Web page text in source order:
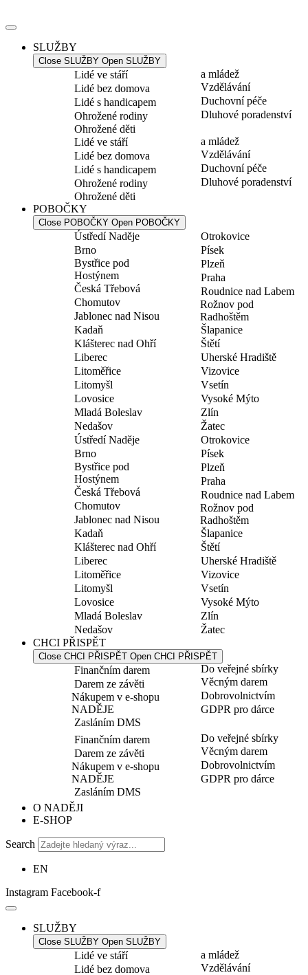
k
SLUŽBY
Close SLUŽBY Open SLUŽBY
Lidé ve stáří
Lidé bez domova
Lidé s handicapem
Ohrožené rodiny
Ohrožené děti
a mládež
Vzdělávání
Duchovní péče
Dluhové poradenství
Lidé ve stáří
Lidé bez domova
Lidé s handicapem
Ohrožené rodiny
Ohrožené děti
a mládež
Vzdělávání
Duchovní péče
Dluhové poradenství
POBOČKY
Close POBOČKY Open POBOČKY
Ústředí Naděje
Brno
Bystřice pod
Hostýnem
Česká Třebová
Chomutov
Jablonec nad Nisou
Kadaň
Klášterec nad Ohří
Liberec
Litoměřice
Litomyšl
Lovosice
Mladá Boleslav
Nedašov
Otrokovice
Písek
Plzeň
Praha
Roudnice nad Labem
Rožnov pod
Radhoštěm
Šlapanice
Štětí
Uherské Hradiště
Vizovice
Vsetín
Vysoké Mýto
Zlín
Žatec
Ústředí Naděje
Brno
Bystřice pod
Hostýnem
Česká Třebová
Chomutov
Jablonec nad Nisou
Kadaň
Klášterec nad Ohří
Liberec
Litoměřice
Litomyšl
Lovosice
Mladá Boleslav
Nedašov
Otrokovice
Písek
Plzeň
Praha
Roudnice nad Labem
Rožnov pod
Radhoštěm
Šlapanice
Štětí
Uherské Hradiště
Vizovice
Vsetín
Vysoké Mýto
Zlín
Žatec
CHCI PŘISPĚT
Close CHCI PŘISPĚT Open CHCI PŘISPĚT
Finančním darem
Darem ze závěti
Nákupem v e-shopu
NADĚJE
Zasláním DMS
Do veřejné sbírky
Věcným darem
Dobrovolnictvím
GDPR pro dárce
Finančním darem
Darem ze závěti
Nákupem v e-shopu
NADĚJE
Zasláním DMS
Do veřejné sbírky
Věcným darem
Dobrovolnictvím
GDPR pro dárce
O NADĚJI
E-SHOP
Search
EN
Instagram Facebook-f
SLUŽBY
Close SLUŽBY Open SLUŽBY
Lidé ve stáří
Lidé bez domova
a mládež
Vzdělávání